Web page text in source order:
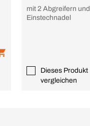
mit 2 Abgreifern und
Einstechnadel
Dieses Produkt
vergleichen